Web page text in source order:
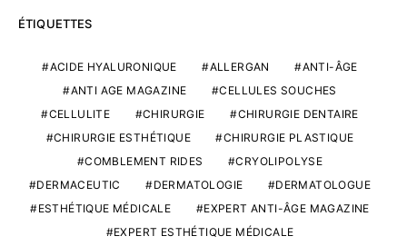
ÉTIQUETTES
ACIDE HYALURONIQUE ALLERGAN
ANTI-ÂGE
ANTI AGE MAGAZINE
CELLULES SOUCHES
CELLULITE
CHIRURGIE
CHIRURGIE DENTAIRE
CHIRURGIE ESTHÉTIQUE
CHIRURGIE PLASTIQUE
COMBLEMENT RIDES
CRYOLIPOLYSE
DERMACEUTIC
DERMATOLOGIE
DERMATOLOGUE
ESTHÉTIQUE MÉDICALE
EXPERT ANTI-ÂGE MAGAZINE
EXPERT ESTHÉTIQUE MÉDICALE